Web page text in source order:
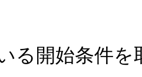
る開始条件を